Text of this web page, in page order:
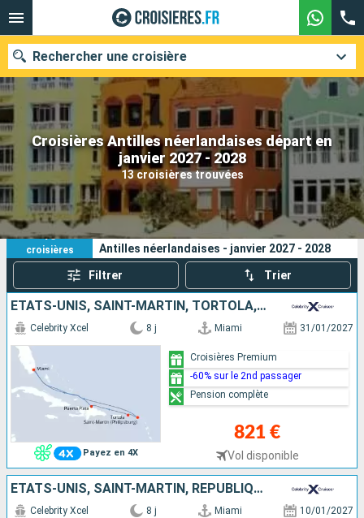
Croisières Antilles néerlandaises départ en
janvier 2027 - 2028
13 croisières trouvées
Rechercher une croisière
Nos destinations
Mois de départ
Ports Compagnies
Rechercher
13
croisières
Vos critères de recherche :
Antilles néerlandaises - janvier 2027 - 2028
Filtrer Trier
ÉTATS-UNIS, SAINT-MARTIN, TORTOLA, RÉPUBLIQUE DOMINICAINE
Payez en 4X
Celebrity Xcel 8 j Miami 31/01/2027
821 €
Vol disponible
Croisières Premium
-60% sur le 2nd passager
Pension complète
ÉTATS-UNIS, SAINT-MARTIN, RÉPUBLIQUE DOMINICAINE
Celebrity Xcel 8 j Miami 10/01/2027